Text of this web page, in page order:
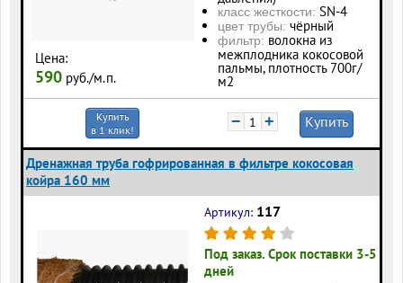
Цена:
590 руб./м.п.
класс жесткости: SN-4
цвет трубы: чёрный
фильтр: волокна из
межплодника кокосовой
пальмы, плотность 700г/
м2
Купить
в 1 клик!
− + Купить
Дренажная труба гофрированная в фильтре кокосовая
койра 160 мм
Артикул: 117
Под заказ. Срок поставки 3-5
дней